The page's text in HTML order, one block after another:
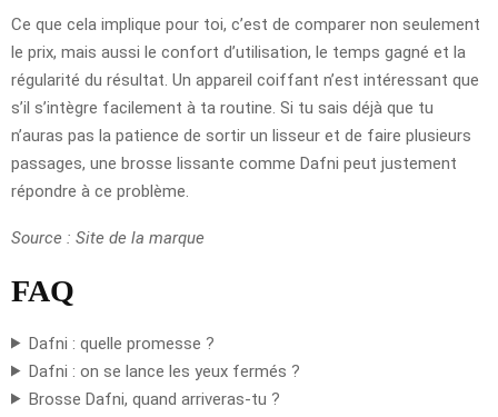
Ce que cela implique pour toi, c’est de comparer non seulement
le prix, mais aussi le confort d’utilisation, le temps gagné et la
régularité du résultat. Un appareil coiffant n’est intéressant que
s’il s’intègre facilement à ta routine. Si tu sais déjà que tu
n’auras pas la patience de sortir un lisseur et de faire plusieurs
passages, une brosse lissante comme Dafni peut justement
répondre à ce problème.
Source : Site de la marque
FAQ
Dafni : quelle promesse ?
Dafni : on se lance les yeux fermés ?
Brosse Dafni, quand arriveras-tu ?